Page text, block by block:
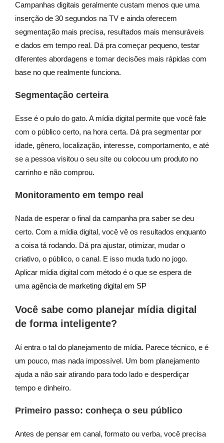
Campanhas digitais geralmente custam menos que uma
inserção de 30 segundos na TV e ainda oferecem
segmentação mais precisa, resultados mais mensuráveis
e dados em tempo real. Dá pra começar pequeno, testar
diferentes abordagens e tomar decisões mais rápidas com
base no que realmente funciona.
Segmentação certeira
Esse é o pulo do gato. A mídia digital permite que você fale
com o público certo, na hora certa. Dá pra segmentar por
idade, gênero, localização, interesse, comportamento, e até
se a pessoa visitou o seu site ou colocou um produto no
carrinho e não comprou.
Monitoramento em tempo real
Nada de esperar o final da campanha pra saber se deu
certo. Com a mídia digital, você vê os resultados enquanto
a coisa tá rodando. Dá pra ajustar, otimizar, mudar o
criativo, o público, o canal. E isso muda tudo no jogo.
Aplicar mídia digital com método é o que se espera de
uma agência de marketing digital em SP
Você sabe como planejar mídia digital
de forma inteligente?
Aí entra o tal do planejamento de mídia. Parece técnico, e é
um pouco, mas nada impossível. Um bom planejamento
ajuda a não sair atirando para todo lado e desperdiçar
tempo e dinheiro.
Primeiro passo: conheça o seu público
Antes de pensar em canal, formato ou verba, você precisa